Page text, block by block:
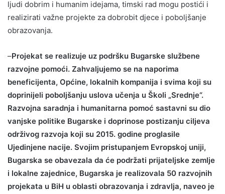
ljudi dobrim i humanim idejama, timski rad mogu postići i
realizirati važne projekte za dobrobit djece i poboljšanje
obrazovanja.
–Projekat se realizuje uz podršku Bugarske službene
razvojne pomoći. Zahvaljujemo se na naporima
beneficijenta, Općine, lokalnih kompanija i svima koji su
doprinijeli poboljšanju uslova učenja u Školi „Srednje“.
Razvojna saradnja i humanitarna pomoć sastavni su dio
vanjske politike Bugarske i doprinose postizanju ciljeva
održivog razvoja koji su 2015. godine proglasile
Ujedinjene nacije. Svojim pristupanjem Evropskoj uniji,
Bugarska se obavezala da će podržati prijateljske zemlje
i lokalne zajednice, Bugarska je realizovala 50 razvojnih
projekata u BiH u oblasti obrazovanja i zdravlja, naveo je